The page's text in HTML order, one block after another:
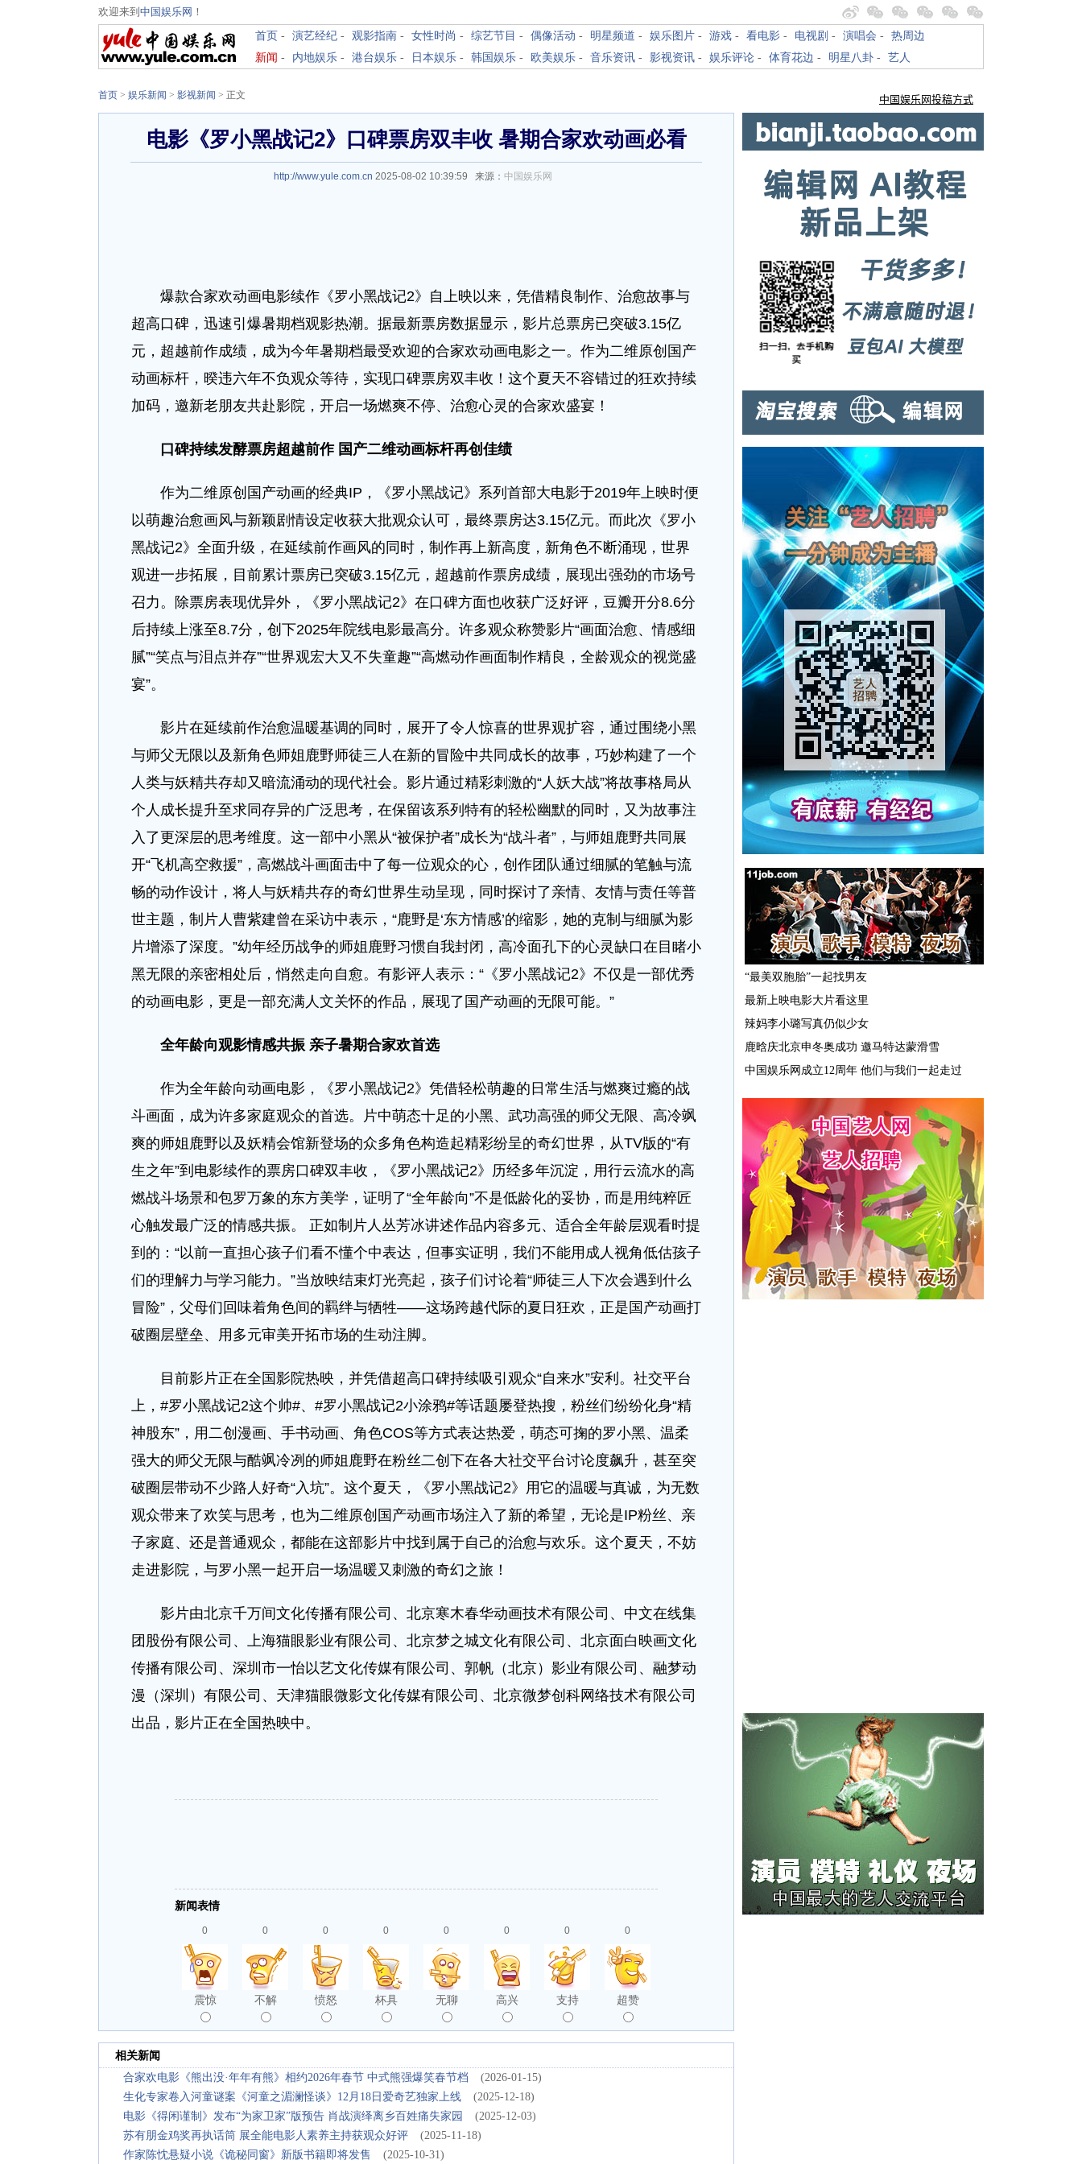
欢迎来到 中国娱乐网 ！
首页 - 演艺经纪 - 观影指南 - 女性时尚 - 综艺节目 - 偶像活动 - 明星频道 - 娱乐图片 - 游戏 - 看电影 - 电视剧 - 演唱会 - 热周边
新闻 - 内地娱乐 - 港台娱乐 - 日本娱乐 - 韩国娱乐 - 欧美娱乐 - 音乐资讯 - 影视资讯 - 娱乐评论 - 体育花边 - 明星八卦 - 艺人
首页 > 娱乐新闻 > 影视新闻 > 正文
电影《罗小黑战记2》口碑票房双丰收 暑期合家欢动画必看
http://www.yule.com.cn 2025-08-02 10:39:59 来源： 中国娱乐网
爆款合家欢动画电影续作《罗小黑战记2》自上映以来，凭借精良制作、治愈故事与
超高口碑，迅速引爆暑期档观影热潮。据最新票房数据显示，影片总票房已突破3.15亿
元，超越前作成绩，成为今年暑期档最受欢迎的合家欢动画电影之一。作为二维原创国产
动画标杆，暌违六年不负观众等待，实现口碑票房双丰收！这个夏天不容错过的狂欢持续
加码，邀新老朋友共赴影院，开启一场燃爽不停、治愈心灵的合家欢盛宴！
口碑持续发酵票房超越前作 国产二维动画标杆再创佳绩
作为二维原创国产动画的经典IP，《罗小黑战记》系列首部大电影于2019年上映时便
以萌趣治愈画风与新颖剧情设定收获大批观众认可，最终票房达3.15亿元。而此次《罗小
黑战记2》全面升级，在延续前作画风的同时，制作再上新高度，新角色不断涌现，世界
观进一步拓展，目前累计票房已突破3.15亿元，超越前作票房成绩，展现出强劲的市场号
召力。除票房表现优异外，《罗小黑战记2》在口碑方面也收获广泛好评，豆瓣开分8.6分
后持续上涨至8.7分，创下2025年院线电影最高分。许多观众称赞影片“画面治愈、情感细
腻”“笑点与泪点并存”“世界观宏大又不失童趣”“高燃动作画面制作精良，全龄观众的视觉盛
宴”。
影片在延续前作治愈温暖基调的同时，展开了令人惊喜的世界观扩容，通过围绕小黑
与师父无限以及新角色师姐鹿野师徒三人在新的冒险中共同成长的故事，巧妙构建了一个
人类与妖精共存却又暗流涌动的现代社会。影片通过精彩刺激的“人妖大战”将故事格局从
个人成长提升至求同存异的广泛思考，在保留该系列特有的轻松幽默的同时，又为故事注
入了更深层的思考维度。这一部中小黑从“被保护者”成长为“战斗者”，与师姐鹿野共同展
开“飞机高空救援”，高燃战斗画面击中了每一位观众的心，创作团队通过细腻的笔触与流
畅的动作设计，将人与妖精共存的奇幻世界生动呈现，同时探讨了亲情、友情与责任等普
世主题，制片人曹紫建曾在采访中表示，“鹿野是‘东方情感’的缩影，她的克制与细腻为影
片增添了深度。”幼年经历战争的师姐鹿野习惯自我封闭，高冷面孔下的心灵缺口在目睹小
黑无限的亲密相处后，悄然走向自愈。有影评人表示：“《罗小黑战记2》不仅是一部优秀
的动画电影，更是一部充满人文关怀的作品，展现了国产动画的无限可能。”
全年龄向观影情感共振 亲子暑期合家欢首选
作为全年龄向动画电影，《罗小黑战记2》凭借轻松萌趣的日常生活与燃爽过瘾的战
斗画面，成为许多家庭观众的首选。片中萌态十足的小黑、武功高强的师父无限、高冷飒
爽的师姐鹿野以及妖精会馆新登场的众多角色构造起精彩纷呈的奇幻世界，从TV版的“有
生之年”到电影续作的票房口碑双丰收，《罗小黑战记2》历经多年沉淀，用行云流水的高
燃战斗场景和包罗万象的东方美学，证明了“全年龄向”不是低龄化的妥协，而是用纯粹匠
心触发最广泛的情感共振。 正如制片人丛芳冰讲述作品内容多元、适合全年龄层观看时提
到的：“以前一直担心孩子们看不懂个中表达，但事实证明，我们不能用成人视角低估孩子
们的理解力与学习能力。”当放映结束灯光亮起，孩子们讨论着“师徒三人下次会遇到什么
冒险”，父母们回味着角色间的羁绊与牺牲——这场跨越代际的夏日狂欢，正是国产动画打
破圈层壁垒、用多元审美开拓市场的生动注脚。
目前影片正在全国影院热映，并凭借超高口碑持续吸引观众“自来水”安利。社交平台
上，#罗小黑战记2这个帅#、#罗小黑战记2小涂鸦#等话题屡登热搜，粉丝们纷纷化身“精
神股东”，用二创漫画、手书动画、角色COS等方式表达热爱，萌态可掬的罗小黑、温柔
强大的师父无限与酷飒冷冽的师姐鹿野在粉丝二创下在各大社交平台讨论度飙升，甚至突
破圈层带动不少路人好奇“入坑”。这个夏天，《罗小黑战记2》用它的温暖与真诚，为无数
观众带来了欢笑与思考，也为二维原创国产动画市场注入了新的希望，无论是IP粉丝、亲
子家庭、还是普通观众，都能在这部影片中找到属于自己的治愈与欢乐。这个夏天，不妨
走进影院，与罗小黑一起开启一场温暖又刺激的奇幻之旅！
影片由北京千万间文化传播有限公司、北京寒木春华动画技术有限公司、中文在线集
团股份有限公司、上海猫眼影业有限公司、北京梦之城文化有限公司、北京面白映画文化
传播有限公司、深圳市一怡以艺文化传媒有限公司、郭帆（北京）影业有限公司、融梦动
漫（深圳）有限公司、天津猫眼微影文化传媒有限公司、北京微梦创科网络技术有限公司
出品，影片正在全国热映中。
新闻表情
0
震惊
0
不解
0
愤怒
0
杯具
0
无聊
0
高兴
0
支持
0
超赞
相关新闻
合家欢电影《熊出没·年年有熊》相约2026年春节 中式熊强爆笑春节档
(2026-01-15)
生化专家卷入河童谜案《河童之湄澜怪谈》12月18日爱奇艺独家上线
(2025-12-18)
电影《得闲谨制》发布“为家卫家”版预告 肖战演绎离乡百姓痛失家园
(2025-12-03)
苏有朋金鸡奖再执话筒 展全能电影人素养主持获观众好评
(2025-11-18)
作家陈忱悬疑小说《诡秘同窗》新版书籍即将发售
(2025-10-31)